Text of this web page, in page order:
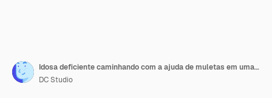
Idosa deficiente caminhando com a ajuda de muletas em uma casa de repouso enquanto uma enfermeira cuida dela
DC Studio